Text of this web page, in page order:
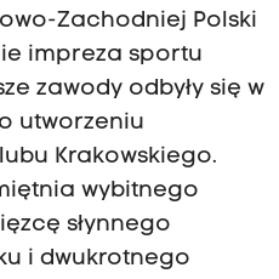
Zachodniej Polski
impreza sportu
zawody odbyły się w
utworzeniu
Krakowskiego.
wybitnego
słynnego
i dwukrotnego